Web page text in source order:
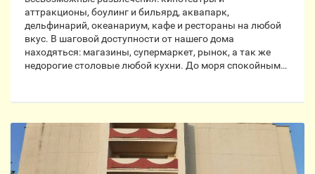
аттракционы, боулинг и бильярд, аквапарк,
дельфинарий, океанариум, кафе и рестораны на любой
вкус. В шаговой доступности от нашего дома
находяться: магазины, супермаркет, рынок, а так же
недорогие столовые любой кухни. До моря спокойным…